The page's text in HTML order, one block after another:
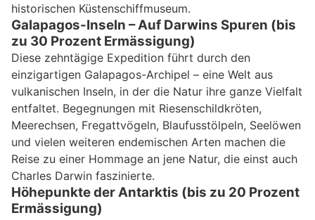
historischen Küstenschiffmuseum.
Galapagos-Inseln – Auf Darwins Spuren (bis
zu 30 Prozent Ermässigung)
Diese zehntägige Expedition führt durch den
einzigartigen Galapagos-Archipel – eine Welt aus
vulkanischen Inseln, in der die Natur ihre ganze Vielfalt
entfaltet. Begegnungen mit Riesenschildkröten,
Meerechsen, Fregattvögeln, Blaufusstölpeln, Seelöwen
und vielen weiteren endemischen Arten machen die
Reise zu einer Hommage an jene Natur, die einst auch
Charles Darwin faszinierte.
Höhepunkte der Antarktis (bis zu 20 Prozent
Ermässigung)